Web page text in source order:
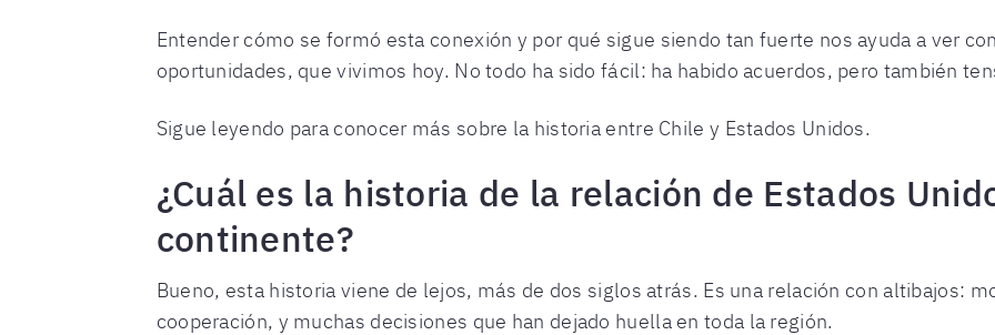
Entender cómo se formó esta conexión y por qué sigue siendo tan fuerte nos ayuda a ver
oportunidades, que vivimos hoy. No todo ha sido fácil: ha habido acuerdos, pero también
Sigue leyendo para conocer más sobre la historia entre Chile y Estados Unidos.
¿Cuál es la historia de la relación de Estados
continente?
Bueno, esta historia viene de lejos, más de dos siglos atrás. Es una relación con altibajos:
cooperación, y muchas decisiones que han dejado huella en toda la región.